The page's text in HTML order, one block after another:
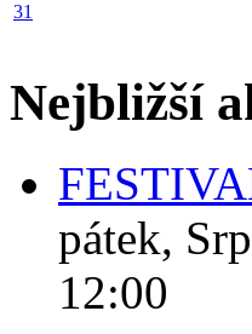
31
Nejbližší
pátek,
12:00